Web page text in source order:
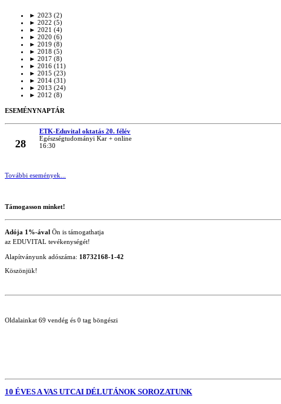
► 2023 (2)
► 2022 (5)
► 2021 (4)
► 2020 (6)
► 2019 (8)
► 2018 (5)
► 2017 (8)
► 2016 (11)
► 2015 (23)
► 2014 (31)
► 2013 (24)
► 2012 (8)
ESEMÉNYNAPTÁR
28
ETK-Eduvital oktatás 20. félév
Egészségtudományi Kar + online
16:30
További események...
Támogasson minket!
Adója 1%-ával Ön is támogathatja
az EDUVITAL tevékenységét!
Alapítványunk adószáma: 18732168-1-42
Köszönjük!
Oldalainkat 69 vendég és 0 tag böngészi
10 ÉVES A VAS UTCAI DÉLUTÁNOK SOROZATUNK